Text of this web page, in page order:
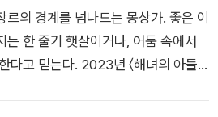
널
로 공사 현장에서 수십 명의 인부가
이 생기자 한국도로공사 자문 위원인
윤하의 목소리를 듣는데….
의 경계를 넘나드는 몽상가. 좋은 이
는 한 줄기 햇살이거나, 어둠 속에서
다고 믿는다. 2023년 〈해녀의 아들〉